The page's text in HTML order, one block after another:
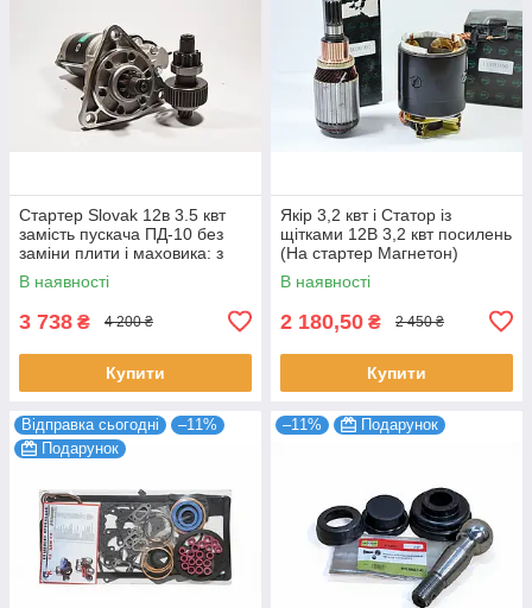
Стартер Slovak 12в 3.5 квт
замість пускача ПД-10 без
заміни плити і маховика: з
"Крупним" бендиксом
В наявності
3 738 ₴ 4 200 ₴
Купити
Якір 3,2 квт і Статор із
щітками 12В 3,2 квт посилень
(На стартер Магнетон)
МТЗ,ЮМЗ,Т-40,Т-25
В наявності
2 180,50 ₴ 2 450 ₴
Купити
Відправка сьогодні
–11%
Подарунок
–11% Подарунок